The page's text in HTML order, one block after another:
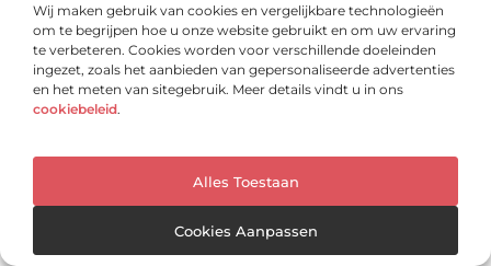
Wij maken gebruik van cookies en vergelijkbare technologieën
om te begrijpen hoe u onze website gebruikt en om uw ervaring
te verbeteren. Cookies worden voor verschillende doeleinden
ingezet, zoals het aanbieden van gepersonaliseerde advertenties
en het meten van sitegebruik. Meer details vindt u in ons
cookiebeleid.
Alles Toestaan
Cookies Aanpassen
Alarmsysteem
Architectuur
Auto’s en Motoren
Banen en
opleidingen
Beauty en
Bedrijven
Cadeau
Haartransplantatie
Hobby en vrije tijd
Horeca
Huishoudelijk
Industrie
marketing
Kunst en Kitsch
Marketing
Media
Testing
Toerisme
Tuin en
buitenleven
Tweewielers
Verbouwen
Winkelen